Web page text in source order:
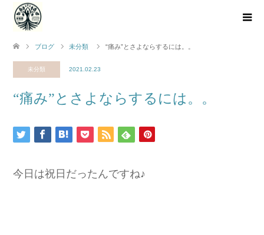
ブログ 未分類 “痛み”とさよならするには。。
未分類 2021.02.23
“痛み”とさよならするには。。
今日は祝日だったんですね♪